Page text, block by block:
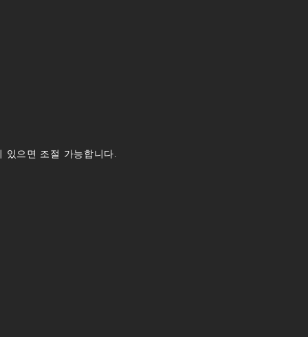
있으면 조절 가능합니다.